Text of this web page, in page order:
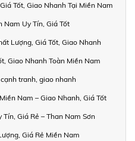
Tốt, Giao Nhanh Tại Miền Nam
Nam Uy Tín, Giá Tốt
Lượng, Giá Tốt, Giao Nhanh
Giao Nhanh Toàn Miền Nam
tranh, giao nhanh
Nam – Giao Nhanh, Giá Tốt
Giá Rẻ – Than Nam Sơn
Giá Rẻ Miền Nam